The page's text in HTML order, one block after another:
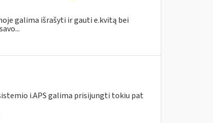
galima išrašyti ir gauti e.kvitą bei
i.APS galima prisijungti tokiu pat